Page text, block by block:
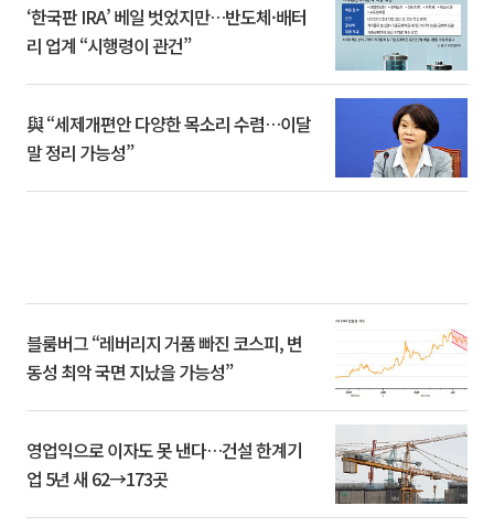
‘한국판 IRA’ 베일 벗었지만…반도체·배터
리 업계 “시행령이 관건”
與 “세제개편안 다양한 목소리 수렴…이달
말 정리 가능성”
블룸버그 “레버리지 거품 빠진 코스피, 변
동성 최악 국면 지났을 가능성”
영업익으로 이자도 못 낸다…건설 한계기
업 5년 새 62→173곳